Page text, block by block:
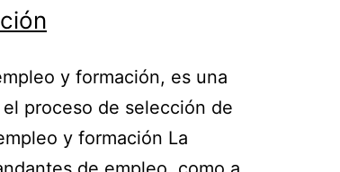
y formación, es una
proceso de selección de
y formación La